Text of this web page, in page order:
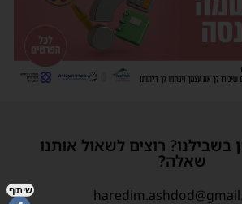
בשבילנו? רוצים לשאול אותנו
שאלה?
שיתוף